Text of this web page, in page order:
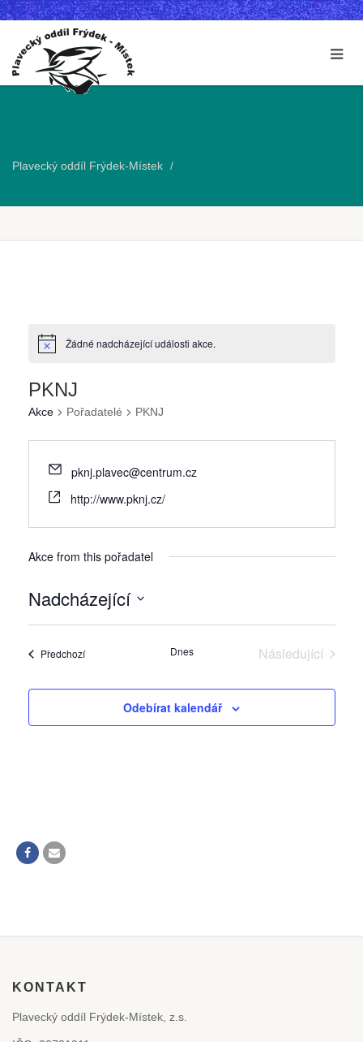
Plavecký oddíl Frýdek-Místek
Žádné nadcházející události akce.
PKNJ
Akce Pořadatelé PKNJ
pknj.plavec@centrum.cz
http://www.pknj.cz/
Akce from this pořadatel
Nadcházející
PředchozíAkce Dnes
Následující
Odebírat kalendář
KONTAKT
Plavecký oddíl Frýdek-Místek, z.s.